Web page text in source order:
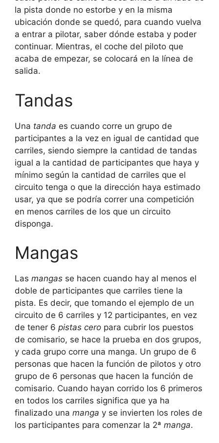
la pista donde no estorbe y en la misma
ubicación donde se quedó, para cuando vuelva
a entrar a pilotar, saber dónde estaba y poder
continuar. Mientras, el coche del piloto que
acaba de empezar, se colocará en la línea de
salida.
Tandas
Una tanda es cuando corre un grupo de
participantes a la vez en igual de cantidad que
carriles, siendo siempre la cantidad de tandas
igual a la cantidad de participantes que haya y
mínimo según la cantidad de carriles que el
circuito tenga o que la dirección haya estimado
usar, ya que se podría correr una competición
en menos carriles de los que un circuito
disponga.
Mangas
Las mangas se hacen cuando hay al menos el
doble de participantes que carriles tiene la
pista. Es decir, que tomando el ejemplo de un
circuito de 6 carriles y 12 participantes, en vez
de tener 6 pistas cero para cubrir los puestos
de comisario, se hace la prueba en dos grupos,
y cada grupo corre una manga. Un grupo de 6
personas que hacen la función de pilotos y otro
grupo de 6 personas que hacen la función de
comisario. Cuando hayan corrido los 6 primeros
en todos los carriles significa que ya ha
finalizado una manga y se invierten los roles de
los participantes para comenzar la 2ª manga.